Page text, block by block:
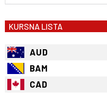
KURSNA LISTA
AUD
BAM
CAD